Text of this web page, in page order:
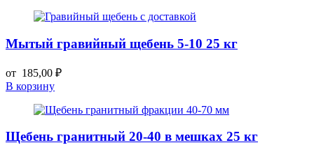
Мытый гравийный щебень 5-10 25 кг
от 185,00 ₽
В корзину
Щебень гранитный 20-40 в мешках 25 кг